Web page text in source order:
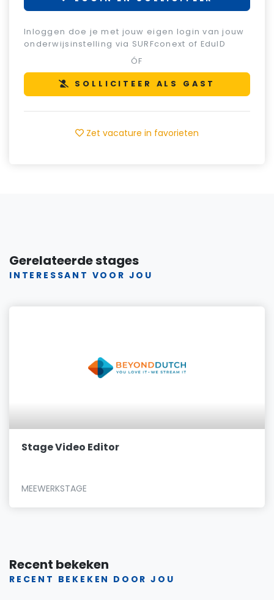
Inloggen doe je met jouw eigen login van jouw
onderwijsinstelling via SURFconext of EduID
ÓF
SOLLICITEER ALS GAST
Zet vacature in favorieten
Gerelateerde stages
INTERESSANT VOOR JOU
Stage Video Editor
MEEWERKSTAGE
Recent bekeken
RECENT BEKEKEN DOOR JOU